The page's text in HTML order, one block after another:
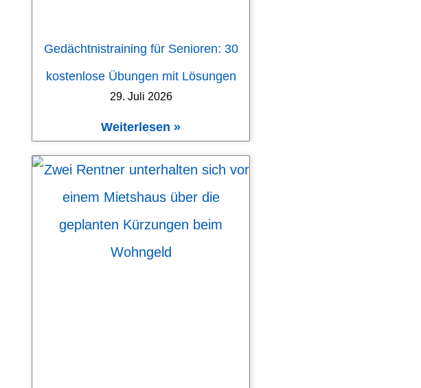
Gedächtnistraining für Senioren: 30
kostenlose Übungen mit Lösungen
29. Juli 2026
Weiterlesen »